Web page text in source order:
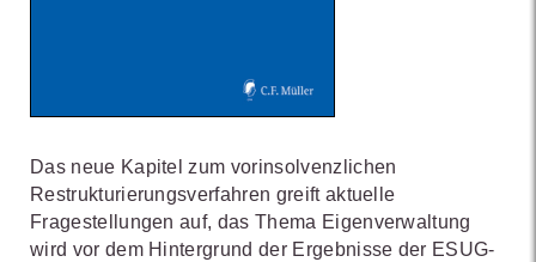
Das neue Kapitel zum vorinsolvenzlichen
Restrukturierungsverfahren greift aktuelle
Fragestellungen auf, das Thema Eigenverwaltung
wird vor dem Hintergrund der Ergebnisse der ESUG-